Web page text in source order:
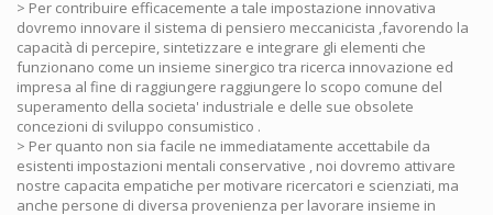
> Per contribuire efficacemente a tale impostazione innovativa
dovremo innovare il sistema di pensiero meccanicista ,favorendo la
capacità di percepire, sintetizzare e integrare gli elementi che
funzionano come un insieme sinergico tra ricerca innovazione ed
impresa al fine di raggiungere raggiungere lo scopo comune del
superamento della societa' industriale e delle sue obsolete
concezioni di sviluppo consumistico .
> Per quanto non sia facile ne immediatamente accettabile da
esistenti impostazioni mentali conservative , noi dovremo attivare
nostre capacita empatiche per motivare ricercatori e scienziati, ma
anche persone di diversa provenienza per lavorare insieme in